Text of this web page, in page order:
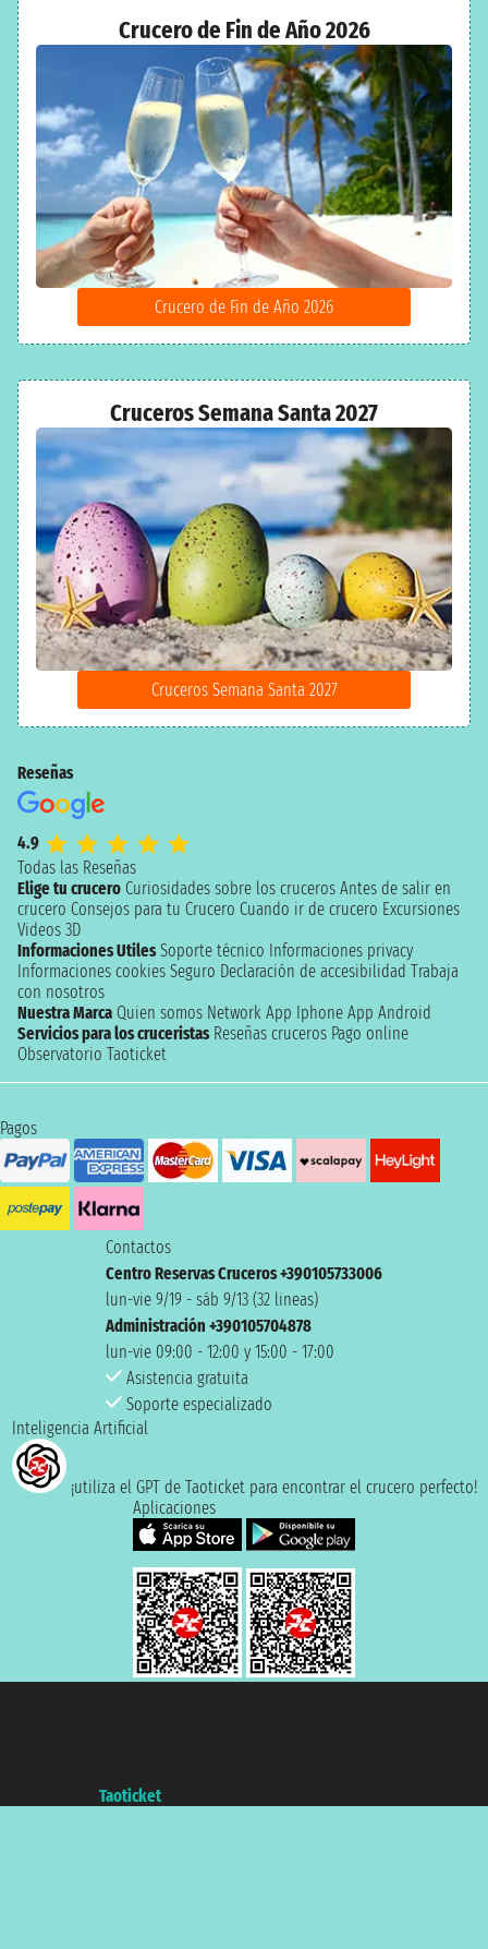
ofertas incluyen paquetes a medida para familias con niños, parejas,
grupos de amigos y solteros.
Descubre en nuestra página web todas las últimas promociones,
siempre hay de nuevas para disfrutar de un crucero al mejor precio.
Hay salidas en oferta todo el año, aprovecha de nuestras
promociones y regálate el viaje que tanto deseas.
Crucero de Fin de Año 2026
Crucero de Fin de Año 2026
Cruceros Semana Santa 2027
Cruceros Semana Santa 2027
Reseñas
4.9
Todas las Reseñas
Elige tu crucero Curiosidades sobre los cruceros Antes de salir en
crucero Consejos para tu Crucero Cuando ir de crucero Excursiones
Videos 3D
Informaciones Utiles Soporte técnico Informaciones privacy
Informaciones cookies Seguro Declaración de accesibilidad Trabaja
con nosotros
Nuestra Marca Quien somos Network App Iphone App Android
Servicios para los cruceristas Reseñas cruceros Pago online
Observatorio Taoticket
Pagos
Contactos
Centro Reservas Cruceros +390105733006
lun-vie 9/19 - sáb 9/13 (32 lineas)
Administración +390105704878
lun-vie 09:00 - 12:00 y 15:00 - 17:00
Asistencia gratuita
Soporte especializado
Inteligencia Artificial
¡utiliza el GPT de Taoticket para encontrar el crucero perfecto!
Aplicaciones
Taoticket